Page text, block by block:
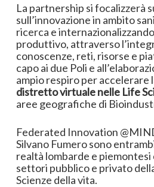
La partnership si focalizzerà
sull’innovazione in ambito
ricerca e
produttivo, attraverso
conoscenze, reti, risorse e
capo ai due Poli e
ampio respiro per accelerare
distretto virtuale nelle Life
aree geografiche di
Federated Innovation
Silvano Fumero sono
realtà lombarde e piemontesi
settori pubblico e privato
Scienze della vita.